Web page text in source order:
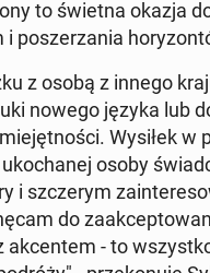
to świetna okazja
i po­sze­rza­nia
z osobą z innego
nowego języka lub
Wysiłek w
osoby
i szcze­rym
do
ak­cen­tem - to